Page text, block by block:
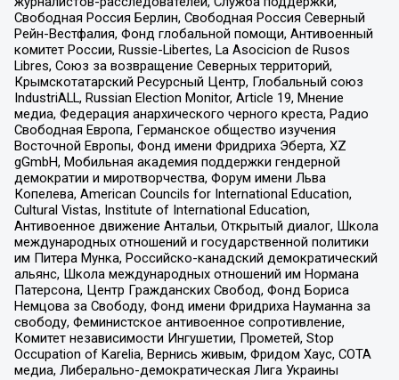
Свободная Россия Берлин, Свободная Россия Северный
Рейн-Вестфалия, Фонд глобальной помощи, Антивоенный
комитет России, Russie-Libertes, La Asocicion de Rusos
Libres, Союз за возвращение Северных территорий,
Крымскотатарский Ресурсный Центр, Глобальный союз
IndustriALL, Russian Election Monitor, Article 19, Мнение
медиа, Федерация анархического черного креста, Радио
Свободная Европа, Германское общество изучения
Восточной Европы, Фонд имени Фридриха Эберта, XZ
gGmbH, Мобильная академия поддержки гендерной
демократии и миротворчества, Форум имени Льва
Копелева, American Councils for International Education,
Cultural Vistas, Institute of International Education,
Антивоенное движение Антальи, Открытый диалог, Школа
международных отношений и государственной политики
им Питера Мунка, Российско-канадский демократический
альянс, Школа международных отношений им Нормана
Патерсона, Центр Гражданских Свобод, Фонд Бориса
Немцова за Свободу, Фонд имени Фридриха Науманна за
свободу, Феминистское антивоенное сопротивление,
Комитет независимости Ингушетии, Прометей, Stop
Occupation of Karelia, Вернись живым, Фридом Хаус, СОТА
медиа, Либерально-демократическая Лига Украины